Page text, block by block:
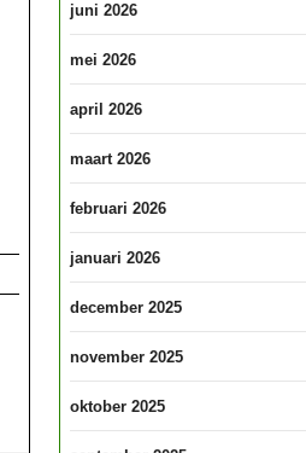
juni 2026
mei 2026
april 2026
maart 2026
februari 2026
januari 2026
december 2025
november 2025
oktober 2025